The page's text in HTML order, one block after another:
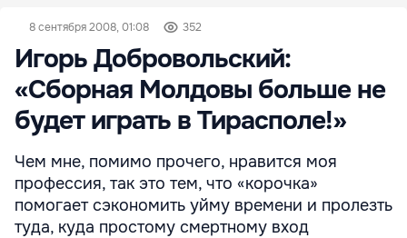
8 сентября 2008, 01:08 352
Игорь Добровольский:
«Сборная Молдовы больше не
будет играть в Тирасполе!»
Чем мне, помимо прочего, нравится моя
профессия, так это тем, что «корочка»
помогает сэкономить уйму времени и пролезть
туда, куда простому смертному вход